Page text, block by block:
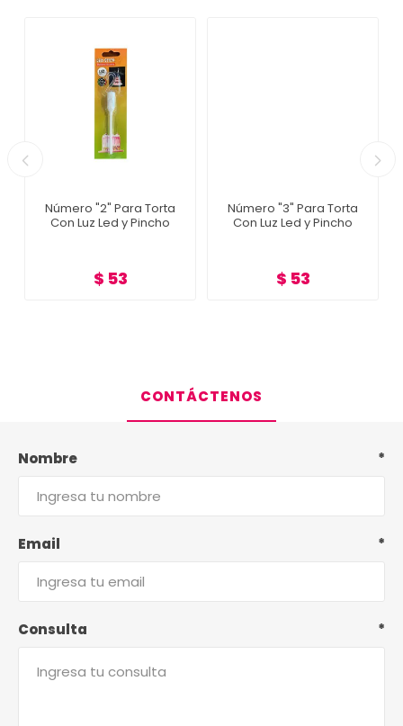
Número "2" Para Torta
Con Luz Led y Pincho
$ 53
Número "3" Para Torta
Con Luz Led y Pincho
$ 53
CONTÁCTENOS
Nombre *
Email *
Consulta *